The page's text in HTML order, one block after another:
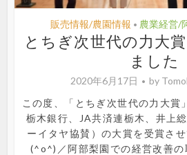
販売情報/農園情報 • 農業経営/
とちぎ次世代の力大
ました
2020年6月17日 by
この度、「とちぎ次世代の力大賞
栃木銀行、JA共済連栃木、井上
ーイタヤ協賛）の大賞を受賞さ
(^o^)／阿部梨園での経営改善の